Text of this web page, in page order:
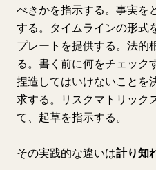
べきかを指示する。事実を
する。タイムラインの形式
プレートを提供する。法的
る。書く前に何をチェック
捏造してはいけないことを
求する。リスクマトリック
て、起草を指示する。
その実践的な違いは計り知